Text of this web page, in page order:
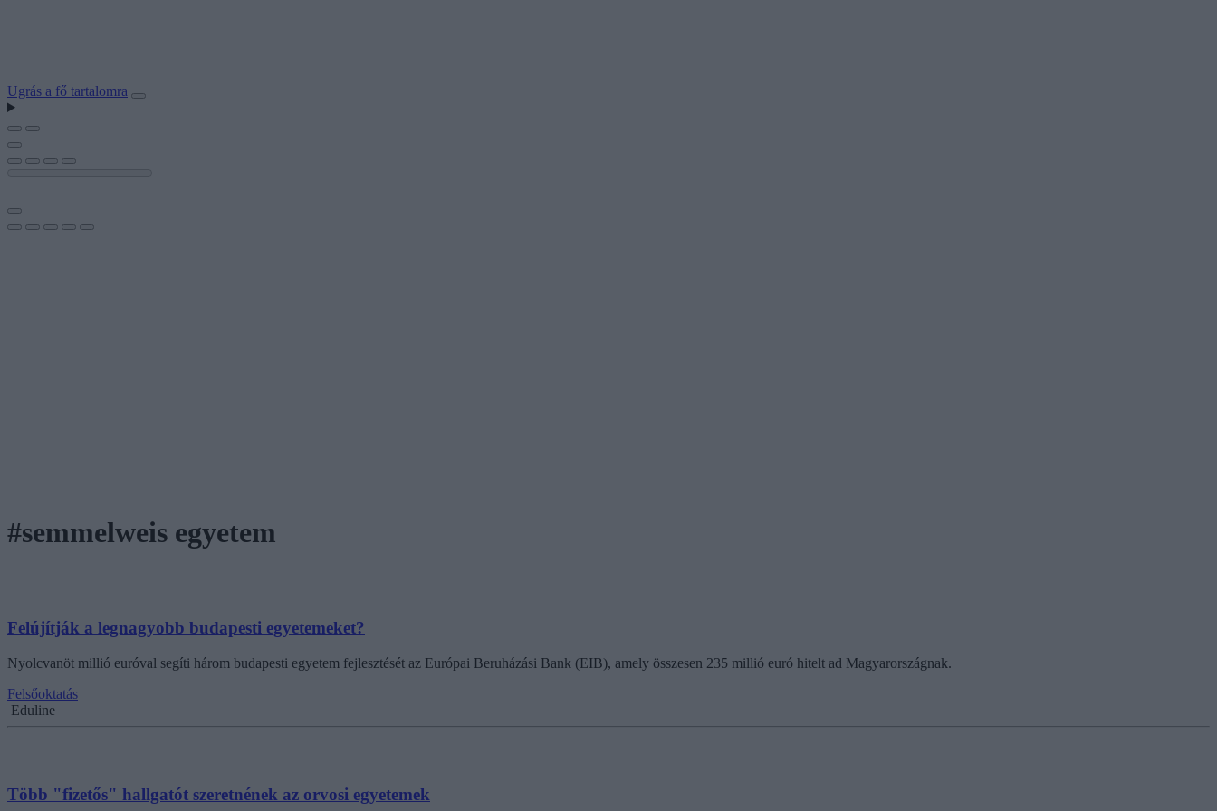
Ugrás a fő tartalomra
#semmelweis egyetem
Felújítják a legnagyobb budapesti egyetemeket?
Nyolcvanöt millió euróval segíti három budapesti egyetem fejlesztését az Európai Beruházási Bank (EIB), amely összesen 235 millió euró hitelt ad Magyarországnak.
Felsőoktatás
Eduline
Több "fizetős" hallgatót szeretnének az orvosi egyetemek